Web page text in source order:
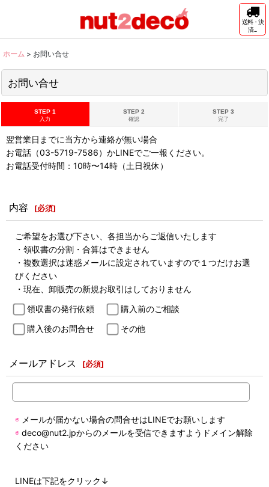
送料・決
済...
ホーム > お問い合せ
お問い合せ
STEP 1
入力
STEP 2
確認
STEP 3
完了
翌営業日までに当方から連絡が無い場合
お電話（03-5719-7586）かLINEでご一報ください。
お電話受付時間：10時〜14時（土日祝休）
内容 [必須]
ご希望をお選び下さい、各担当からご返信いたします
・領収書の分割・合算はできません
・複数選択は迷惑メールに設定されていますので１つだけお選
びください
・現在、卸販売の新規お取引はしておりません
領収書の発行依頼
購入前のご相談
購入後のお問合せ
その他
メールアドレス [必須]
◉ メールが届かない場合の問合せはLINEでお願いします
◉ deco@nut2.jpからのメールを受信できますようドメイン解除
ください
LINEは下記をクリック↓